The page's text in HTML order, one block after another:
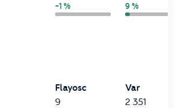
-1 % 9 %
Flayosc
9
Var
2 351